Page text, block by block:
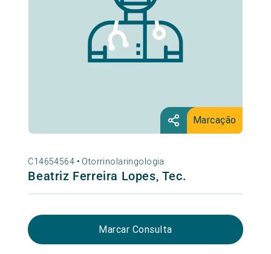
Marcação
C14654564 • Otorrinolaringologia
Beatriz Ferreira Lopes, Tec.
Marcar Consulta